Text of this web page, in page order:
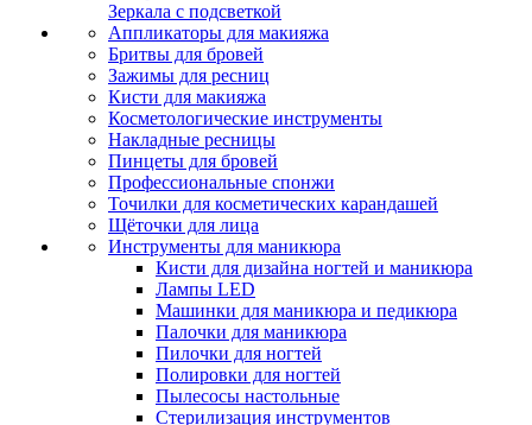
Зеркала с подсветкой
Аппликаторы для макияжа
Бритвы для бровей
Зажимы для ресниц
Кисти для макияжа
Косметологические инструменты
Накладные ресницы
Пинцеты для бровей
Профессиональные спонжи
Точилки для косметических карандашей
Щёточки для лица
Инструменты для маникюра
Кисти для дизайна ногтей и маникюра
Лампы LED
Машинки для маникюра и педикюра
Палочки для маникюра
Пилочки для ногтей
Полировки для ногтей
Пылесосы настольные
Стерилизация инструментов